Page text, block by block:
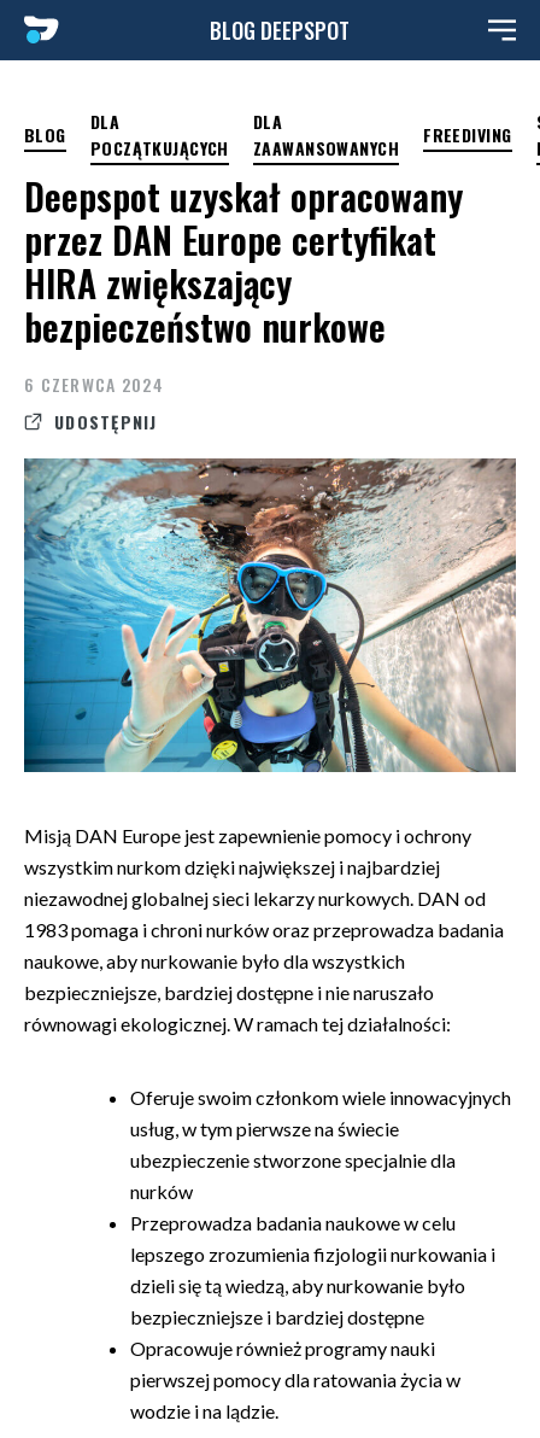
przejdź
BLOG DEEPSPOT
BLOG
DLA
POCZĄTKUJĄCYCH
DLA
ZAAWANSOWANYCH
FREEDIVING
Deepspot uzyskał opracowany
przez DAN Europe certyfikat
HIRA zwiększający
bezpieczeństwo nurkowe
6 CZERWCA 2024
UDOSTĘPNIJ
Misją DAN Europe jest zapewnienie pomocy i ochrony
wszystkim nurkom dzięki największej i najbardziej
niezawodnej globalnej sieci lekarzy nurkowych. DAN od
1983 pomaga i chroni nurków oraz przeprowadza badania
naukowe, aby nurkowanie było dla wszystkich
bezpieczniejsze, bardziej dostępne i nie naruszało
równowagi ekologicznej. W ramach tej działalności:
Oferuje swoim członkom wiele innowacyjnych
usług, w tym pierwsze na świecie
ubezpieczenie stworzone specjalnie dla
nurków
Przeprowadza badania naukowe w celu
lepszego zrozumienia fizjologii nurkowania i
dzieli się tą wiedzą, aby nurkowanie było
bezpieczniejsze i bardziej dostępne
Opracowuje również programy nauki
pierwszej pomocy dla ratowania życia w
wodzie i na lądzie.